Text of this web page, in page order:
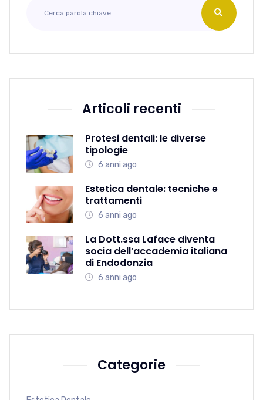
Articoli recenti
Protesi dentali: le diverse
tipologie
6 anni ago
Estetica dentale: tecniche e
trattamenti
6 anni ago
La Dott.ssa Laface diventa
socia dell’accademia italiana
di Endodonzia
6 anni ago
Categorie